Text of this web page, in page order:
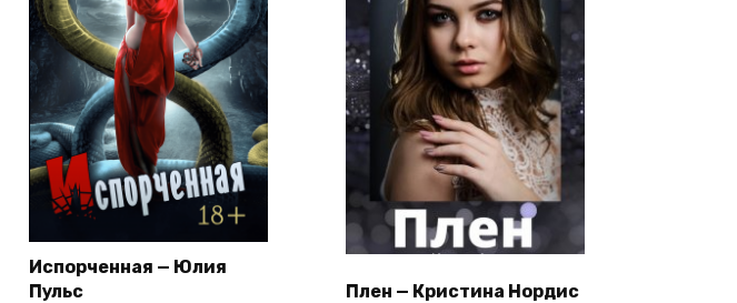
Испорченная — Юлия
Пульс
Плен — Кристина Нордис